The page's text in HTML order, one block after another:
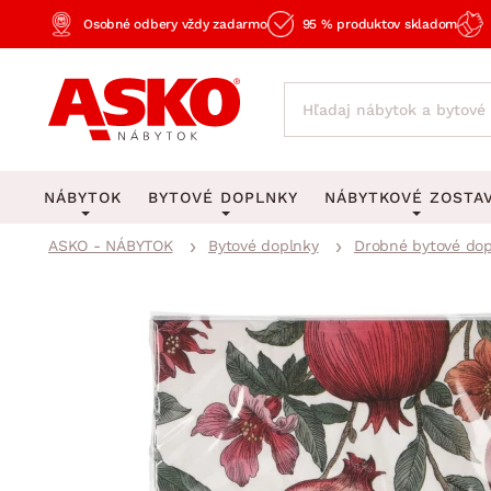
Osobné odbery vždy zadarmo 95 % produktov skladom
NÁBYTOK
Obývacia izba
Spálňa
Pracovňa a kancelária
BYTOVÉ DOPLNKY
Behúne a malé koberce
Detské koberce
Kúpeľňové predložky
Stropné osvetlenie
Lustre a závesné
Stojacie lampy
Zobrazit vše
NÁBYTKOVÉ
Kancelárske
Kuchynské
Detské
Predsieňové
ASKO - NÁBYTOK Bytové doplnky Drobné bytové